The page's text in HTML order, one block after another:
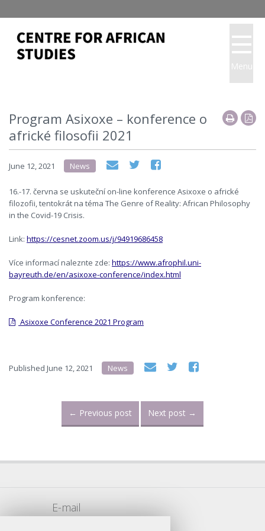
Program Asixoxe – konference o
africké filosofii 2021
June 12, 2021 News
16.-17. června se uskuteční on-line konference Asixoxe o africké
filozofii, tentokrát na téma The Genre of Reality: African Philosophy
in the Covid-19 Crisis.
Link: https://cesnet.zoom.us/j/94919686458
Více informací naleznte zde: https://www.afrophil.uni-
bayreuth.de/en/asixoxe-conference/index.html
Program konference:
Asixoxe Conference 2021 Program
Published June 12, 2021 News
← Previous post Next post →
Menu
E-mail